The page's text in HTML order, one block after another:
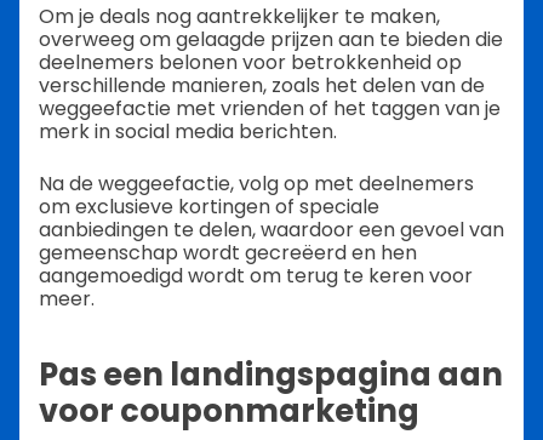
Om je deals nog aantrekkelijker te maken,
overweeg om gelaagde prijzen aan te bieden die
deelnemers belonen voor betrokkenheid op
verschillende manieren, zoals het delen van de
weggeefactie met vrienden of het taggen van je
merk in social media berichten.
Na de weggeefactie, volg op met deelnemers
om exclusieve kortingen of speciale
aanbiedingen te delen, waardoor een gevoel van
gemeenschap wordt gecreëerd en hen
aangemoedigd wordt om terug te keren voor
meer.
Pas een landingspagina aan
voor couponmarketing